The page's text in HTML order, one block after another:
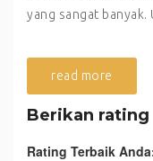
yang sangat banyak.
read more
Berikan rating
Rating Terbaik